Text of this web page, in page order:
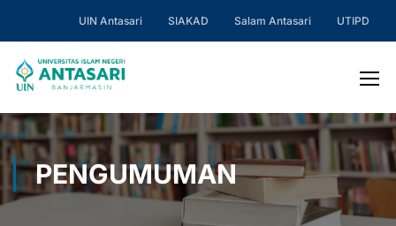
UIN Antasari SIAKAD Salam Antasari UTIPD
PENGUMUMAN